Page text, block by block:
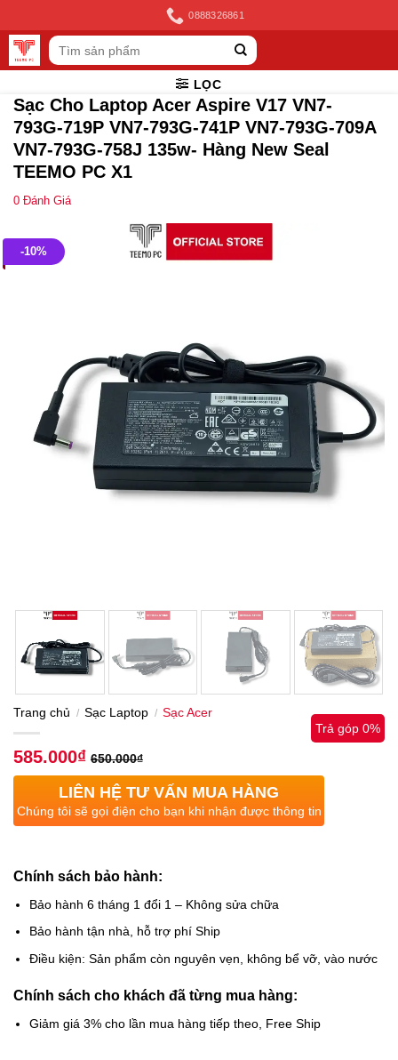
to
content
0888326861
Tìm
kiếm:
LỌC
Sạc Cho Laptop Acer Aspire V17 VN7-
793G-719P VN7-793G-741P VN7-793G-709A
VN7-793G-758J 135w- Hàng New Seal
TEEMO PC X1
0 Đánh Giá
-10%
Trang chủ / Sạc Laptop / Sạc Acer
585.000₫ 650.000₫
Trả góp 0%
LIÊN HỆ TƯ VẤN MUA HÀNG
Chúng tôi sẽ gọi điện cho bạn khi nhận được thông tin
Chính sách bảo hành:
Bảo hành 6 tháng 1 đổi 1 – Không sửa chữa
Bảo hành tận nhà, hỗ trợ phí Ship
Điều kiện: Sản phẩm còn nguyên vẹn, không bể vỡ, vào nước
Chính sách cho khách đã từng mua hàng:
Giảm giá 3% cho lần mua hàng tiếp theo, Free Ship